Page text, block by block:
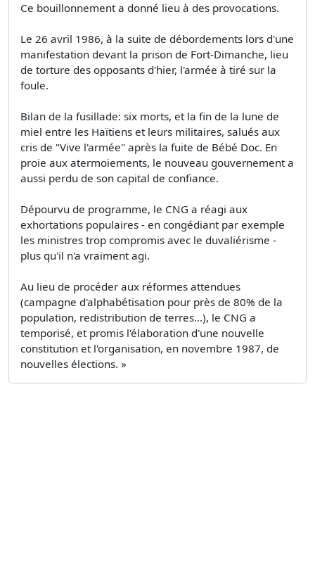
Ce bouillonnement a donné lieu à des provocations.
Le 26 avril 1986, à la suite de débordements lors d'une
manifestation devant la prison de Fort-Dimanche, lieu
de torture des opposants d'hier, l'armée à tiré sur la
foule.
Bilan de la fusillade: six morts, et la fin de la lune de
miel entre les Haïtiens et leurs militaires, salués aux
cris de "Vive l'armée" après la fuite de Bébé Doc. En
proie aux atermoiements, le nouveau gouvernement a
aussi perdu de son capital de confiance.
Dépourvu de programme, le CNG a réagi aux
exhortations populaires - en congédiant par exemple
les ministres trop compromis avec le duvaliérisme -
plus qu'il n'a vraiment agi.
Au lieu de procéder aux réformes attendues
(campagne d'alphabétisation pour près de 80% de la
population, redistribution de terres...), le CNG a
temporisé, et promis l'élaboration d'une nouvelle
constitution et l'organisation, en novembre 1987, de
nouvelles élections. »